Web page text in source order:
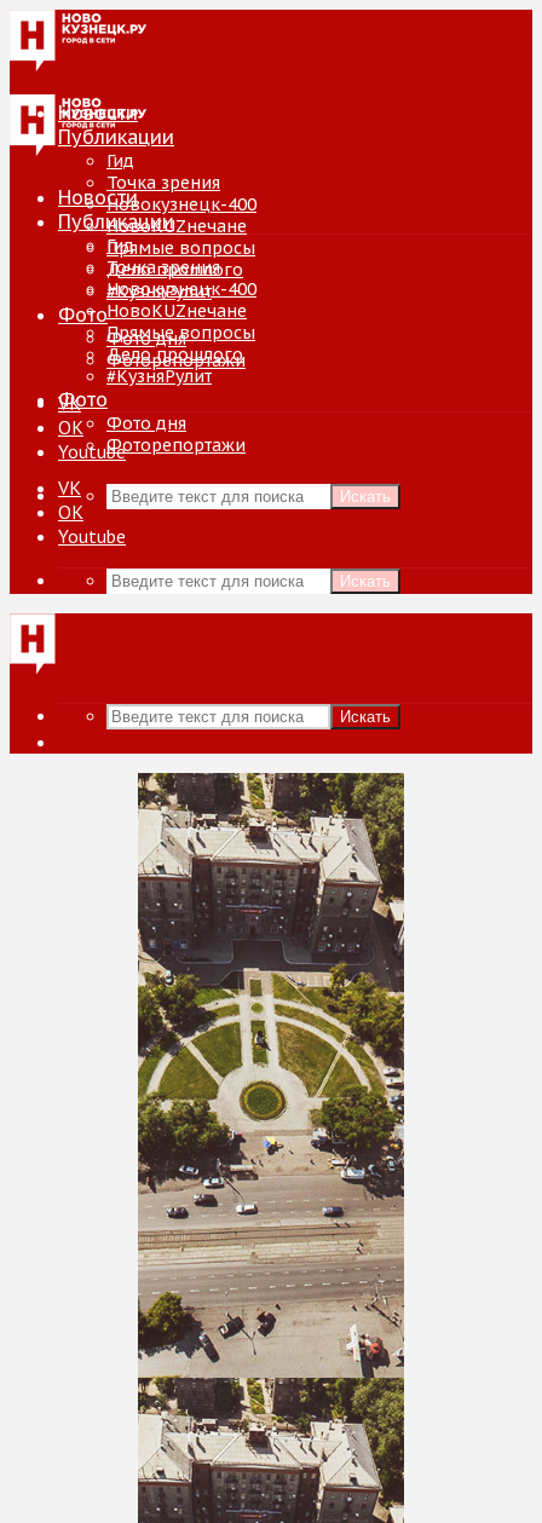
Новости
Публикации
Гид
Точка зрения
Новокузнецк-400
НовоKUZнечане
Прямые вопросы
Дело прошлого
#КузняРулит
Фото
Фото дня
Фоторепортажи
VK
ОК
Youtube
Искать
Новости
Публикации
Гид
Точка зрения
Новокузнецк-400
НовоKUZнечане
Прямые вопросы
Дело прошлого
#КузняРулит
Фото
Фото дня
Фоторепортажи
VK
ОК
Youtube
Искать
Искать